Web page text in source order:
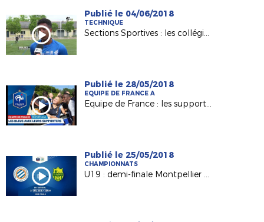
Publié le 04/06/2018
TECHNIQUE
Sections Sportives : les collégiens de F. Rabelais (49) en finale UNSS !
Publié le 28/05/2018
EQUIPE DE FRANCE A
Equipe de France : les supporters au cœur des Bleus
Publié le 25/05/2018
CHAMPIONNATS
U19 : demi-finale Montpellier HSC - FC Nantes en direct dimanche